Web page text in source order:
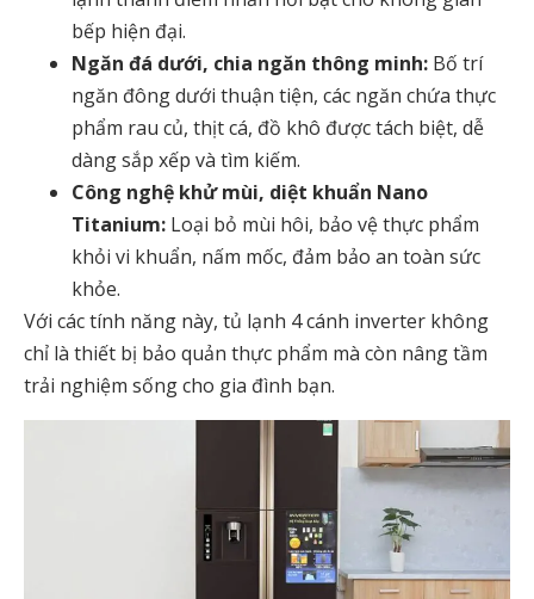
bếp hiện đại.
Ngăn đá dưới, chia ngăn thông minh: Bố trí
ngăn đông dưới thuận tiện, các ngăn chứa thực
phẩm rau củ, thịt cá, đồ khô được tách biệt, dễ
dàng sắp xếp và tìm kiếm.
Công nghệ khử mùi, diệt khuẩn Nano
Titanium: Loại bỏ mùi hôi, bảo vệ thực phẩm
khỏi vi khuẩn, nấm mốc, đảm bảo an toàn sức
khỏe.
Với các tính năng này, tủ lạnh 4 cánh inverter không
chỉ là thiết bị bảo quản thực phẩm mà còn nâng tầm
trải nghiệm sống cho gia đình bạn.